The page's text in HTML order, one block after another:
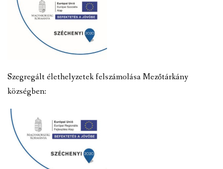
Szegregált élethelyzetek felszámolása Mezőtárkány
községben: